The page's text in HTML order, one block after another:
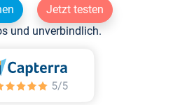
Jetzt testen
und unverbindlich.